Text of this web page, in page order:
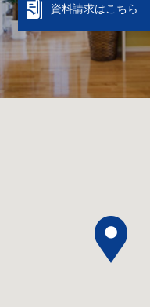
資料請求はこちら